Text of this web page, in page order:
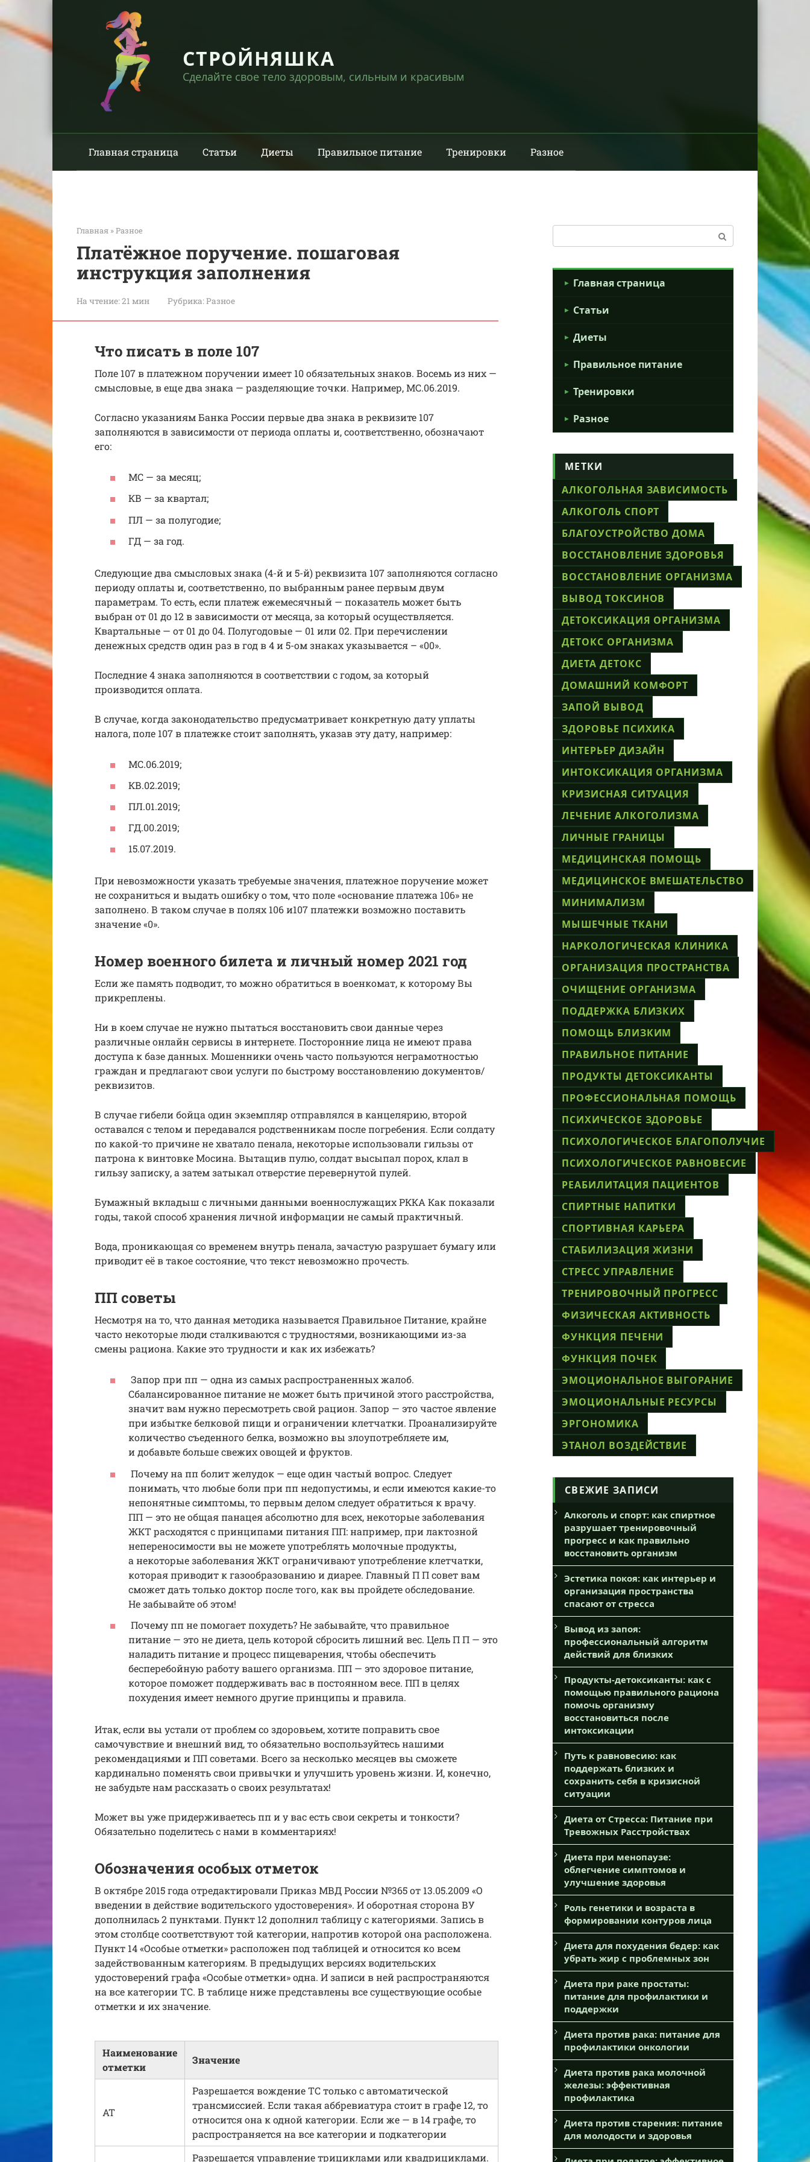
к
контенту
СТРОЙНЯШКА
Сделайте свое тело здоровым, сильным и красивым
Главная страница Статьи Диеты Правильное питание Тренировки Разное
Главная »Разное
Платёжное поручение. пошаговая
инструкция заполнения
На чтение:21 мин Рубрика:Разное
Что писать в поле 107
Поле 107 в платежном поручении имеет 10 обязательных знаков. Восемь из них —
смысловые, в еще два знака — разделяющие точки. Например, МС.06.2019.
Согласно указаниям Банка России первые два знака в реквизите 107
заполняются в зависимости от периода оплаты и, соответственно, обозначают
его:
МС — за месяц;
КВ — за квартал;
ПЛ — за полугодие;
ГД — за год.
Следующие два смысловых знака (4-й и 5-й) реквизита 107 заполняются согласно
периоду оплаты и, соответственно, по выбранным ранее первым двум
параметрам. То есть, если платеж ежемесячный — показатель может быть
выбран от 01 до 12 в зависимости от месяца, за который осуществляется.
Квартальные — от 01 до 04. Полугодовые — 01 или 02. При перечислении
денежных средств один раз в год в 4 и 5-ом знаках указывается – «00».
Последние 4 знака заполняются в соответствии с годом, за который
производится оплата.
В случае, когда законодательство предусматривает конкретную дату уплаты
налога, поле 107 в платежке стоит заполнять, указав эту дату, например:
МС.06.2019;
КВ.02.2019;
ПЛ.01.2019;
ГД.00.2019;
15.07.2019.
При невозможности указать требуемые значения, платежное поручение может
не сохраниться и выдать ошибку о том, что поле «основание платежа 106» не
заполнено. В таком случае в полях 106 и107 платежки возможно поставить
значение «0».
Номер военного билета и личный номер 2021 год
Если же память подводит, то можно обратиться в военкомат, к которому Вы
прикреплены.
Ни в коем случае не нужно пытаться восстановить свои данные через
различные онлайн сервисы в интернете. Посторонние лица не имеют права
доступа к базе данных. Мошенники очень часто пользуются неграмотностью
граждан и предлагают свои услуги по быстрому восстановлению документов/
реквизитов.
В случае гибели бойца один экземпляр отправлялся в канцелярию, второй
оставался с телом и передавался родственникам после погребения. Если солдату
по какой-то причине не хватало пенала, некоторые использовали гильзы от
патрона к винтовке Мосина. Вытащив пулю, солдат высыпал порох, клал в
гильзу записку, а затем затыкал отверстие перевернутой пулей.
Бумажный вкладыш с личными данными военнослужащих РККА Как показали
годы, такой способ хранения личной информации не самый практичный.
Вода, проникающая со временем внутрь пенала, зачастую разрушает бумагу или
приводит её в такое состояние, что текст невозможно прочесть.
ПП советы
Несмотря на то, что данная методика называется Правильное Питание, крайне
часто некоторые люди сталкиваются с трудностями, возникающими из-за
смены рациона. Какие это трудности и как их избежать?
Запор при пп — одна из самых распространенных жалоб.
Сбалансированное питание не может быть причиной этого расстройства,
значит вам нужно пересмотреть свой рацион. Запор — это частое явление
при избытке белковой пищи и ограничении клетчатки. Проанализируйте
количество съеденного белка, возможно вы злоупотребляете им,
и добавьте больше свежих овощей и фруктов.
Почему на пп болит желудок — еще один частый вопрос. Следует
понимать, что любые боли при пп недопустимы, и если имеются какие-то
непонятные симптомы, то первым делом следует обратиться к врачу.
ПП — это не общая панацея абсолютно для всех, некоторые заболевания
ЖКТ расходятся с принципами питания ПП: например, при лактозной
непереносимости вы не можете употреблять молочные продукты,
а некоторые заболевания ЖКТ ограничивают употребление клетчатки,
которая приводит к газообразованию и диарее. Главный П П совет вам
сможет дать только доктор после того, как вы пройдете обследование.
Не забывайте об этом!
Почему пп не помогает похудеть? Не забывайте, что правильное
питание — это не диета, цель которой сбросить лишний вес. Цель П П — это
наладить питание и процесс пищеварения, чтобы обеспечить
бесперебойную работу вашего организма. ПП — это здоровое питание,
которое поможет поддерживать вас в постоянном весе. ПП в целях
похудения имеет немного другие принципы и правила.
Итак, если вы устали от проблем со здоровьем, хотите поправить свое
самочувствие и внешний вид, то обязательно воспользуйтесь нашими
рекомендациями и ПП советами. Всего за несколько месяцев вы сможете
кардинально поменять свои привычки и улучшить уровень жизни. И, конечно,
не забудьте нам рассказать о своих результатах!
Может вы уже придерживаетесь пп и у вас есть свои секреты и тонкости?
Обязательно поделитесь с нами в комментариях!
Обозначения особых отметок
В октябре 2015 года отредактировали Приказ МВД России №365 от 13.05.2009 «О
введении в действие водительского удостоверения». И оборотная сторона ВУ
дополнилась 2 пунктами. Пункт 12 дополнил таблицу с категориями. Запись в
этом столбце соответствуют той категории, напротив которой она расположена.
Пункт 14 «Особые отметки» расположен под таблицей и относится ко всем
задействованным категориям. В предыдущих версиях водительских
удостоверений графа «Особые отметки» одна. И записи в ней распространяются
на все категории ТС. В таблице ниже представлены все существующие особые
отметки и их значение.
Наименование
отметки
Значение
АТ
Разрешается вождение ТС только с автоматической
трансмиссией. Если такая аббревиатура стоит в графе 12, то
относится она к одной категории. Если же — в 14 графе, то
распространяется на все категории и подкатегории
Разрешается управление трициклами или квадрициклами.
Главная страница
Статьи
Диеты
Правильное питание
Тренировки
Разное
МЕТКИ
АЛКОГОЛЬНАЯ ЗАВИСИМОСТЬ
АЛКОГОЛЬ СПОРТ
БЛАГОУСТРОЙСТВО ДОМА
ВОССТАНОВЛЕНИЕ ЗДОРОВЬЯ
ВОССТАНОВЛЕНИЕ ОРГАНИЗМА
ВЫВОД ТОКСИНОВ
ДЕТОКСИКАЦИЯ ОРГАНИЗМА
ДЕТОКС ОРГАНИЗМА
ДИЕТА ДЕТОКС
ДОМАШНИЙ КОМФОРТ
ЗАПОЙ ВЫВОД
ЗДОРОВЬЕ ПСИХИКА
ИНТЕРЬЕР ДИЗАЙН
ИНТОКСИКАЦИЯ ОРГАНИЗМА
КРИЗИСНАЯ СИТУАЦИЯ
ЛЕЧЕНИЕ АЛКОГОЛИЗМА
ЛИЧНЫЕ ГРАНИЦЫ
МЕДИЦИНСКАЯ ПОМОЩЬ
МЕДИЦИНСКОЕ ВМЕШАТЕЛЬСТВО
МИНИМАЛИЗМ
МЫШЕЧНЫЕ ТКАНИ
НАРКОЛОГИЧЕСКАЯ КЛИНИКА
ОРГАНИЗАЦИЯ ПРОСТРАНСТВА
ОЧИЩЕНИЕ ОРГАНИЗМА
ПОДДЕРЖКА БЛИЗКИХ
ПОМОЩЬ БЛИЗКИМ
ПРАВИЛЬНОЕ ПИТАНИЕ
ПРОДУКТЫ ДЕТОКСИКАНТЫ
ПРОФЕССИОНАЛЬНАЯ ПОМОЩЬ
ПСИХИЧЕСКОЕ ЗДОРОВЬЕ
ПСИХОЛОГИЧЕСКОЕ БЛАГОПОЛУЧИЕ
ПСИХОЛОГИЧЕСКОЕ РАВНОВЕСИЕ
РЕАБИЛИТАЦИЯ ПАЦИЕНТОВ
СПИРТНЫЕ НАПИТКИ
СПОРТИВНАЯ КАРЬЕРА
СТАБИЛИЗАЦИЯ ЖИЗНИ
СТРЕСС УПРАВЛЕНИЕ
ТРЕНИРОВОЧНЫЙ ПРОГРЕСС
ФИЗИЧЕСКАЯ АКТИВНОСТЬ
ФУНКЦИЯ ПЕЧЕНИ
ФУНКЦИЯ ПОЧЕК
ЭМОЦИОНАЛЬНОЕ ВЫГОРАНИЕ
ЭМОЦИОНАЛЬНЫЕ РЕСУРСЫ
ЭРГОНОМИКА
ЭТАНОЛ ВОЗДЕЙСТВИЕ
СВЕЖИЕ ЗАПИСИ
Алкоголь и спорт: как спиртное
разрушает тренировочный
прогресс и как правильно
восстановить организм
Эстетика покоя: как интерьер и
организация пространства
спасают от стресса
Вывод из запоя:
профессиональный алгоритм
действий для близких
Продукты-детоксиканты: как с
помощью правильного рациона
помочь организму
восстановиться после
интоксикации
Путь к равновесию: как
поддержать близких и
сохранить себя в кризисной
ситуации
Диета от Стресса: Питание при
Тревожных Расстройствах
Диета при менопаузе:
облегчение симптомов и
улучшение здоровья
Роль генетики и возраста в
формировании контуров лица
Диета для похудения бедер: как
убрать жир с проблемных зон
Диета при раке простаты:
питание для профилактики и
поддержки
Диета против рака: питание для
профилактики онкологии
Диета против рака молочной
железы: эффективная
профилактика
Диета против старения: питание
для молодости и здоровья